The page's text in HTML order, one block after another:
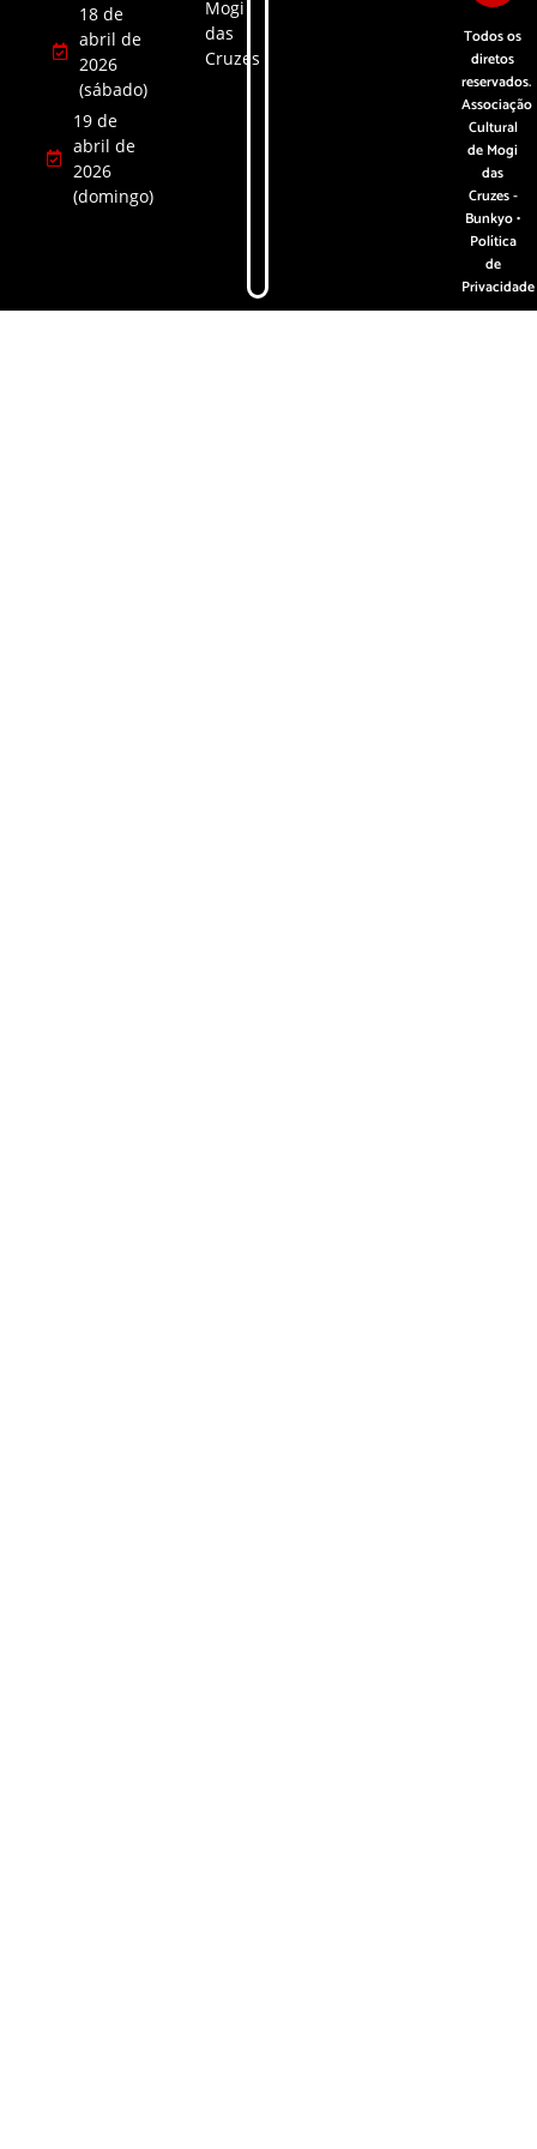
18 de
abril de
2026
(sábado)
19 de
abril de
2026
(domingo)
Mogi
das
Cruzes
Todos os
diretos
reservados.
Associação
Cultural
de Mogi
das
Cruzes -
Bunkyo •
Política
de
Privacidade